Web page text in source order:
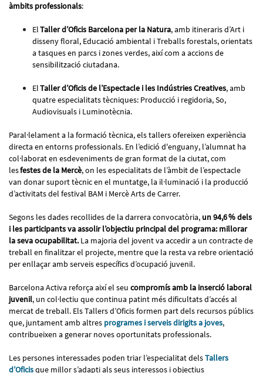
àmbits professionals:
ElTaller d’Oficis Barcelona per la Natura, amb itineraris d’Art i
disseny floral, Educació ambiental i Treballs forestals, orientats
a tasques en parcs i zones verdes, així com a accions de
sensibilització ciutadana.
ElTaller d’Oficis de l’Espectacle i les Indústries Creatives, amb
quatre especialitats tècniques: Producció i regidoria, So,
Audiovisuals i Luminotècnia.
Paral·lelament a la formació tècnica, els tallers ofereixen experiència
directa en entorns professionals. En l’edició d'enguany, l’alumnat ha
col·laborat en esdeveniments de gran format de la ciutat, com
lesfestes de la Mercè, on les especialitats de l’àmbit de l’espectacle
van donar suport tècnic en el muntatge, la il·luminació i la producció
d’activitats del festival BAM i Mercè Arts de Carrer.
Segons les dades recollides de la darrera convocatòria, un 94,6 % dels
i les participants va assolir l’objectiu principal del programa: millorar
la seva ocupabilitat. La majoria del jovent va accedir a un contracte de
treball en finalitzar el projecte, mentre que la resta va rebre orientació
per enllaçar amb serveis específics d’ocupació juvenil.
Barcelona Activa reforça així el seu compromís amb la inserció laboral
juvenil, un col·lectiu que continua patint més dificultats d’accés al
mercat de treball. Els Tallers d’Oficis formen part dels recursos públics
que, juntament amb altres programes i serveis dirigits a joves,
contribueixen a generar noves oportunitats professionals.
Les persones interessades poden triar l’especialitat delsTallers
d’Oficisque millor s’adapti als seus interessos i objectius